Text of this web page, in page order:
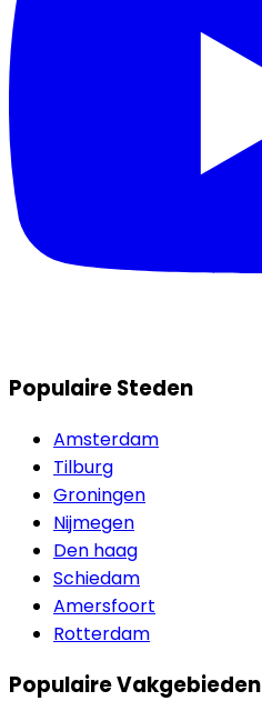
Populaire Steden
Amsterdam
Tilburg
Groningen
Nijmegen
Den haag
Schiedam
Amersfoort
Rotterdam
Populaire Vakgebieden